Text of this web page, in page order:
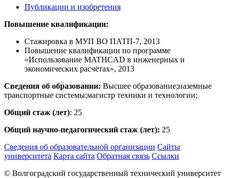
Публикации и изобретения
Повышение квалификации:
Стажировка в МУП ВО ПАТП-7, 2013
Повышение квалификации по программе
«Использование MATHCAD в инженерных и
экономических расчётах», 2013
Сведения об образовании: Высшее образование;наземные
транспортные системы;магистр техники и технологии;
Общий стаж (лет): 25
Общий научно-педагогический стаж (лет): 25
Сведения об образовательной организации Сайты
университета Карта сайта Обратная связь Ссылки
© Волгоградский государственный технический университет